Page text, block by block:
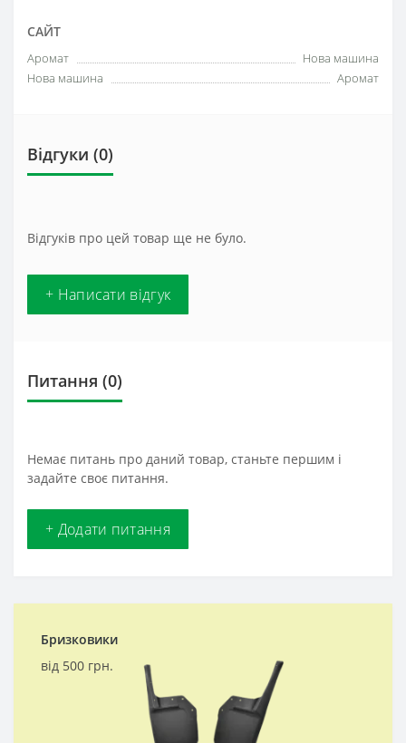
САЙТ
Аромат
Нова машина
Нова машина
Аромат
Відгуки (0)
Відгуків про цей товар ще не було.
+ Написати відгук
Питання (0)
Немає питань про даний товар, станьте першим і
задайте своє питання.
+ Додати питання
Бризковики
від 500 грн.